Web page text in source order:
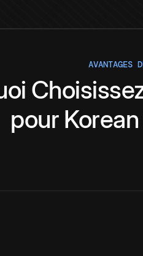
AVANTAGES
pour Korean